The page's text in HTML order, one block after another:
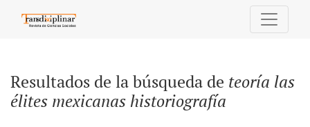
Resultados de la búsqueda de teoría las
élites mexicanas historiografía